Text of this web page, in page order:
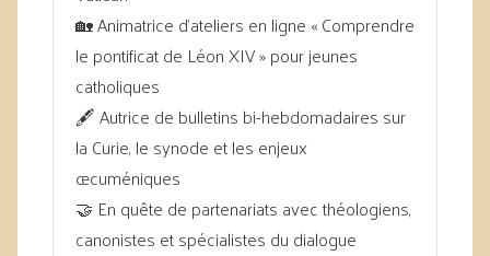
🏡 Animatrice d’ateliers en ligne « Comprendre
le pontificat de Léon XIV » pour jeunes
catholiques
🖋️ Autrice de bulletins bi-hebdomadaires sur
la Curie, le synode et les enjeux
œcuméniques
🤝 En quête de partenariats avec théologiens,
canonistes et spécialistes du dialogue